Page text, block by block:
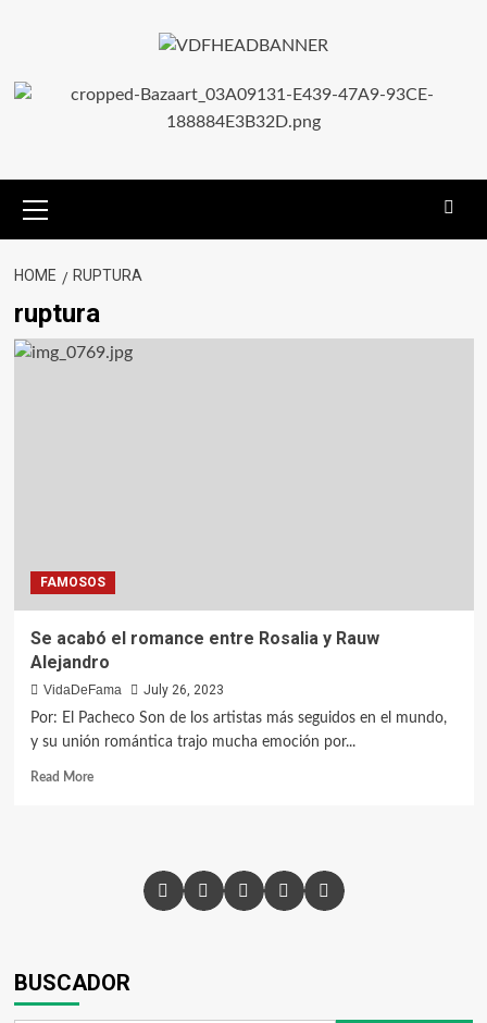
HOME RUPTURA
ruptura
FAMOSOS
Se acabó el romance entre Rosalia y Rauw
Alejandro
VidaDeFama
July 26, 2023
Por: El Pacheco Son de los artistas más seguidos en el mundo,
y su unión romántica trajo mucha emoción por...
Read More
BUSCADOR